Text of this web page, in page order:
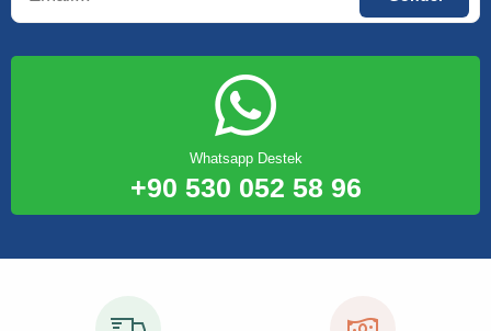
Whatsapp Destek
+90 530 052 58 96